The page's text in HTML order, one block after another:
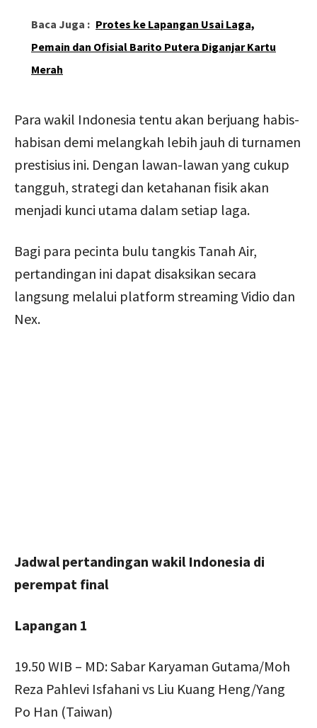
Baca Juga : Protes ke Lapangan Usai Laga,
Pemain dan Ofisial Barito Putera Diganjar Kartu
Merah
Para wakil Indonesia tentu akan berjuang habis-
habisan demi melangkah lebih jauh di turnamen
prestisius ini. Dengan lawan-lawan yang cukup
tangguh, strategi dan ketahanan fisik akan
menjadi kunci utama dalam setiap laga.
Bagi para pecinta bulu tangkis Tanah Air,
pertandingan ini dapat disaksikan secara
langsung melalui platform streaming Vidio dan
Nex.
Jadwal pertandingan wakil Indonesia di
perempat final
Lapangan 1
19.50 WIB – MD: Sabar Karyaman Gutama/Moh
Reza Pahlevi Isfahani vs Liu Kuang Heng/Yang
Po Han (Taiwan)